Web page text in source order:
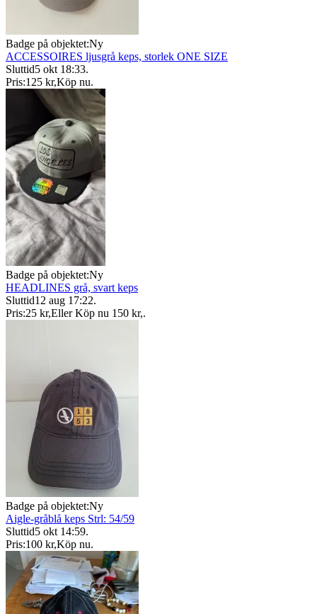
Badge på objektet:Ny
ACCESSOIRES ljusgrå keps, storlek ONE SIZE
Sluttid5 okt 18:33.
Pris:125 kr,Köp nu.
Badge på objektet:Ny
HEADLINES grå, svart keps
Sluttid12 aug 17:22.
Pris:25 kr,Eller Köp nu 150 kr,.
Badge på objektet:Ny
Aigle-gråblå keps Strl: 54/59
Sluttid5 okt 14:59.
Pris:100 kr,Köp nu.